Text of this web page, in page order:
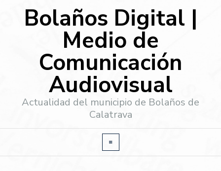
Bolaños Digital |
Medio de
Comunicación
Audiovisual
Actualidad del municipio de Bolaños de
Calatrava